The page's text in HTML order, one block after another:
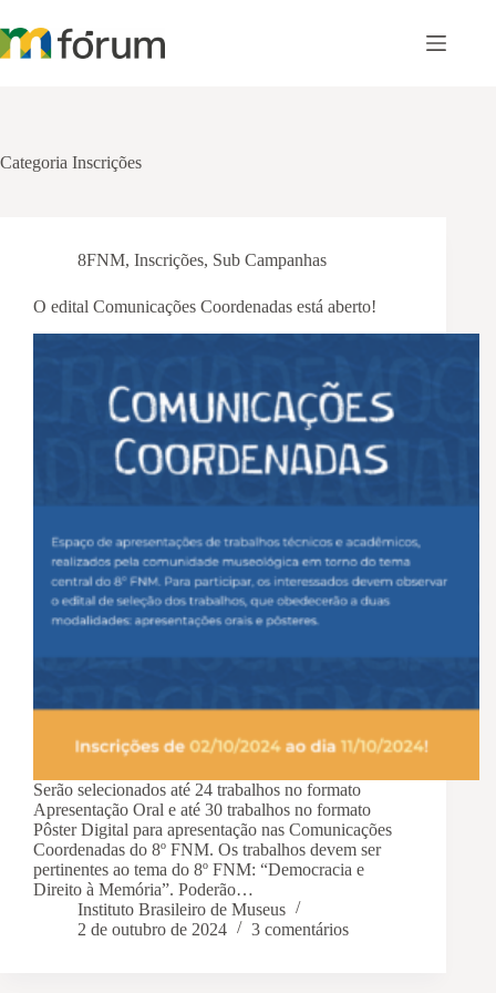
para
o
Categoria Inscrições
8FNM, Inscrições, Sub Campanhas
O edital Comunicações Coordenadas está aberto!
Serão selecionados até 24 trabalhos no formato
Apresentação Oral e até 30 trabalhos no formato
Pôster Digital para apresentação nas Comunicações
Coordenadas do 8º FNM. Os trabalhos devem ser
pertinentes ao tema do 8º FNM: “Democracia e
Direito à Memória”. Poderão…
Instituto Brasileiro de Museus
2 de outubro de 2024
3 comentários